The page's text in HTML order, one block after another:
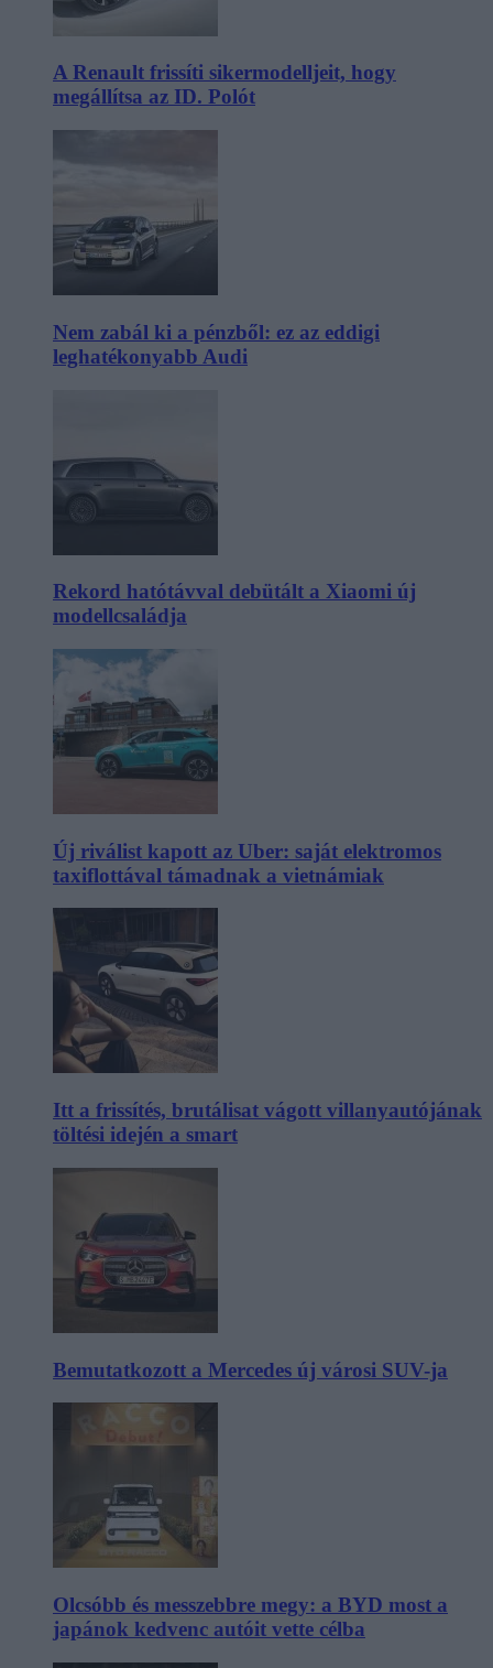
A Renault frissíti sikermodelljeit, hogy
megállítsa az ID. Polót
Nem zabál ki a pénzből: ez az eddigi
leghatékonyabb Audi
Rekord hatótávval debütált a Xiaomi új
modellcsaládja
Új riválist kapott az Uber: saját elektromos
taxiflottával támadnak a vietnámiak
Itt a frissítés, brutálisat vágott villanyautójának
töltési idején a smart
Bemutatkozott a Mercedes új városi SUV-ja
Olcsóbb és messzebbre megy: a BYD most a
japánok kedvenc autóit vette célba